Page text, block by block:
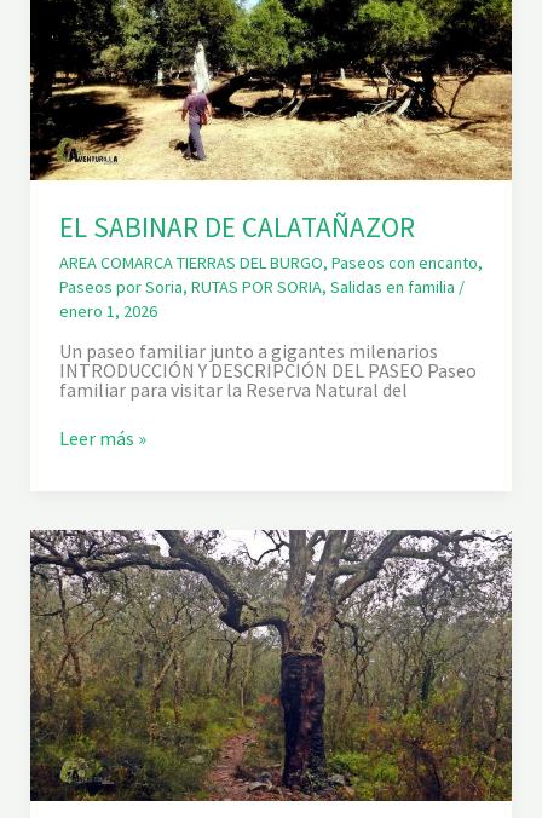
E
L
C
H
A
R
C
O
D
L
A
O
C
A
EL SABINAR DE CALATAÑAZOR
AREA COMARCA TIERRAS DEL BURGO, Paseos con encanto,
Paseos por Soria, RUTAS POR SORIA, Salidas en familia /
enero 1, 2026
Un paseo familiar junto a gigantes milenarios
INTRODUCCIÓN Y DESCRIPCIÓN DEL PASEO Paseo
familiar para visitar la Reserva Natural del
E
I
N
A
R
D
E
C
A
L
A
T
A
Ñ
A
Z
Leer más »